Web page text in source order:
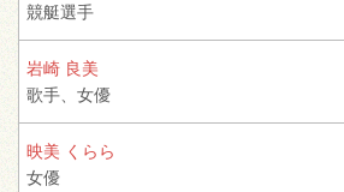
競艇選手
岩崎 良美
歌手、 女優
映美 くらら
女優